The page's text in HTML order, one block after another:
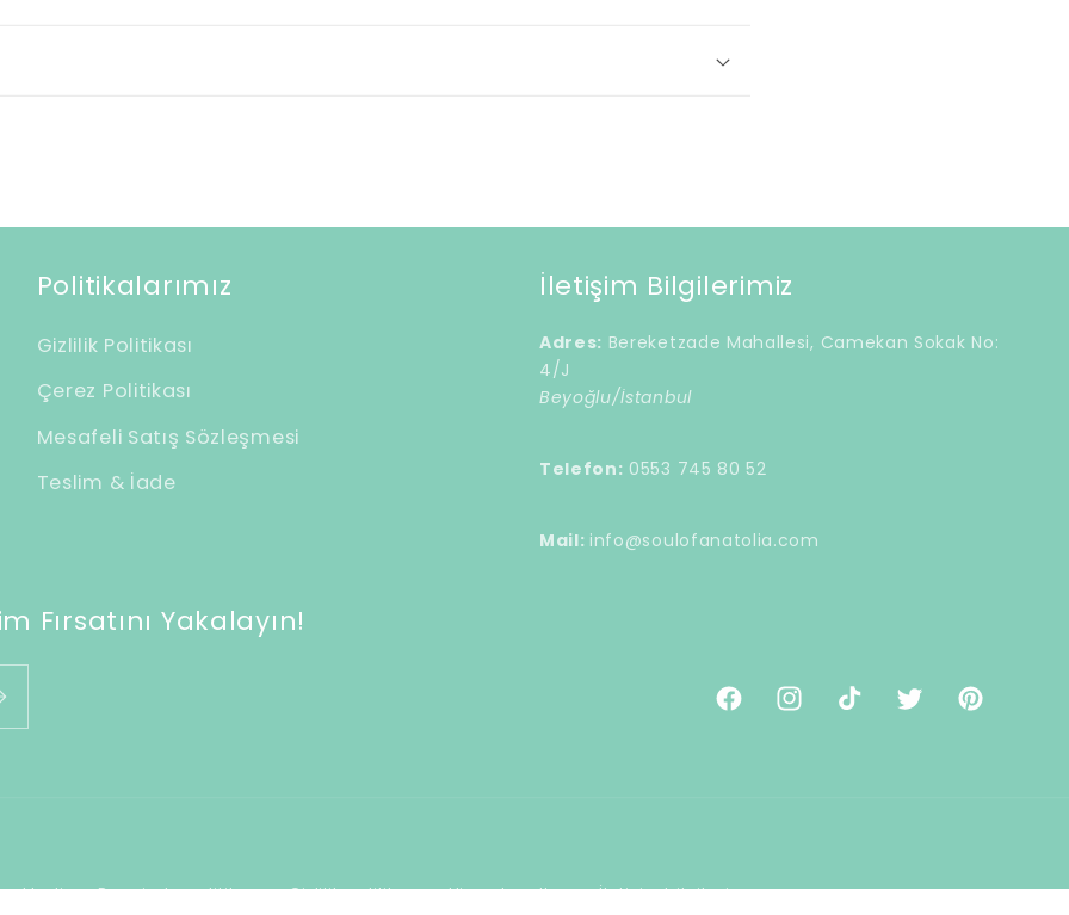
Politikalarımız
Gizlilik Politikası
Çerez Politikası
Mesafeli Satış Sözleşmesi
Teslim & İade
İletişim Bilgilerimiz
Adres: Bereketzade Mahallesi, Camekan Sokak No:
4/J
Beyoğlu/İstanbul
Telefon: 0553 745 80 52
Mail: info@soulofanatolia.com
Fırsatını Yakalayın!
FacebookInstagram
TikTok TwitterPinterest
Para iade politikası Gizlilik politikası Hizmet şartları İletişim bilgileri